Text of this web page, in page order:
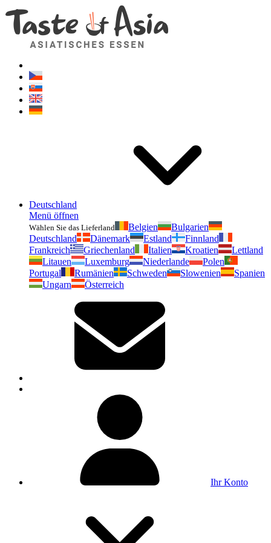
Deutschland
Menü öffnen
Wählen Sie das Lieferland Belgien
Bulgarien
Deutschland
Dänemark Estland
Finnland
Frankreich
Griechenland Italien Kroatien
Lettland
Litauen
Luxemburg Niederlande
Polen
Portugal
Rumänien Schweden Slowenien
Spanien
Ungarn
Österreich
Ihr Konto
Geschmackvonasien.de
Zögern Sie nicht zu fragen. Ich bin für Sie da!